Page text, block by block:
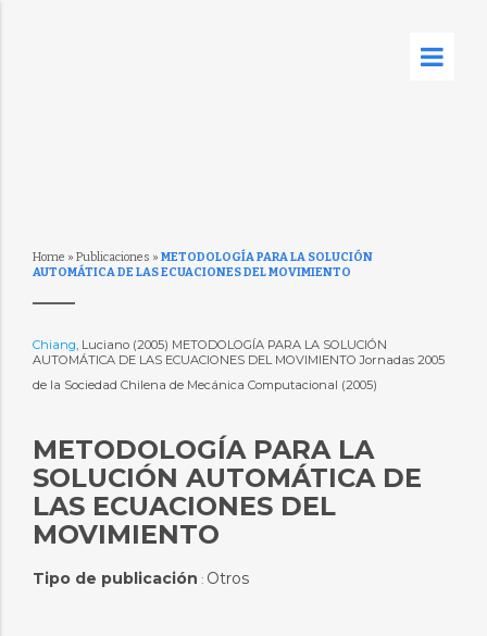
Home » Publicaciones » METODOLOGÍA PARA LA SOLUCIÓN
AUTOMÁTICA DE LAS ECUACIONES DEL MOVIMIENTO
Chiang, Luciano (2005) METODOLOGÍA PARA LA SOLUCIÓN
AUTOMÁTICA DE LAS ECUACIONES DEL MOVIMIENTO Jornadas 2005
de la Sociedad Chilena de Mecánica Computacional (2005)
METODOLOGÍA PARA LA
SOLUCIÓN AUTOMÁTICA DE
LAS ECUACIONES DEL
MOVIMIENTO
Tipo de publicación : Otros